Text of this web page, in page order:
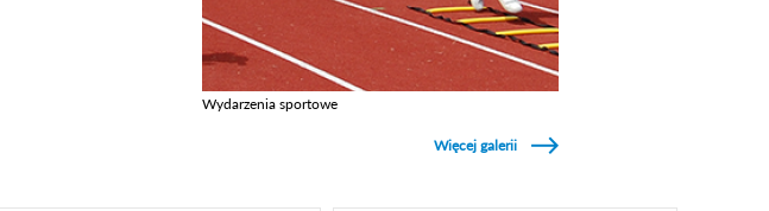
Wydarzenia sportowe
Więcej galerii